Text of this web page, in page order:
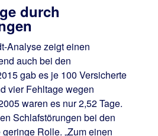
durch
Analyse zeigt einen
auch bei den
gab es je 100 Versicherte
vier Fehltage wegen
waren es nur 2,52 Tage.
Schlafstörungen bei den
Rolle. „Zum einen